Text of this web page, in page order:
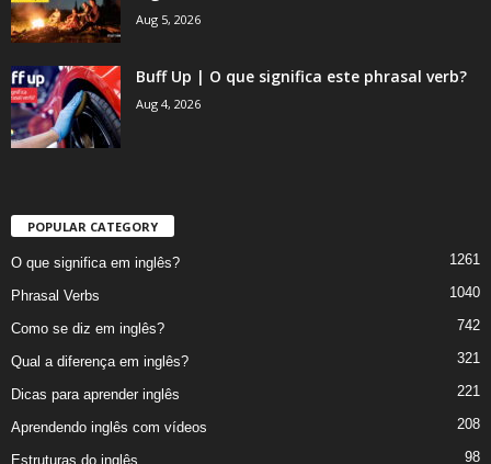
Aug 5, 2026
Buff Up | O que significa este phrasal verb?
Aug 4, 2026
POPULAR CATEGORY
O que significa em inglês? 1261
Phrasal Verbs 1040
Como se diz em inglês? 742
Qual a diferença em inglês? 321
Dicas para aprender inglês 221
Aprendendo inglês com vídeos 208
Estruturas do inglês 98